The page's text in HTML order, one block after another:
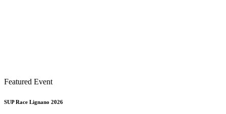
Featured Event
SUP Race Lignano 2026